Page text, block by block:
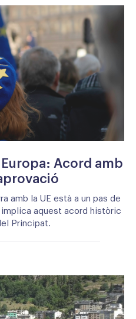
Acord amb
amb la UE està a un pas de
aquest acord històric
Principat.